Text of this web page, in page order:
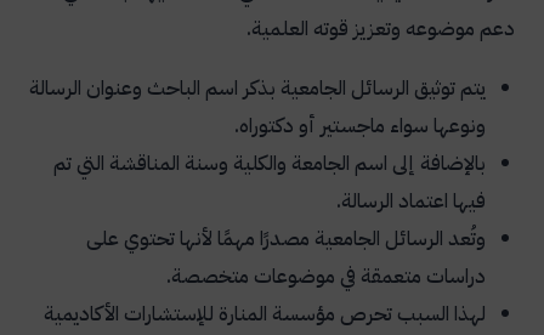
دعم موضوعه وتعزيز قوته العلمية.
يتم توثيق الرسائل الجامعية بذكر اسم الباحث وعنوان الرسالة
ونوعها سواء ماجستير أو دكتوراه.
بالإضافة إلى اسم الجامعة والكلية وسنة المناقشة التي تم
فيها اعتماد الرسالة.
وتُعد الرسائل الجامعية مصدرًا مهمًا لأنها تحتوي على
دراسات متعمقة في موضوعات متخصصة.
لهذا السبب تحرص مؤسسة المنارة للإستشارات الأكاديمية